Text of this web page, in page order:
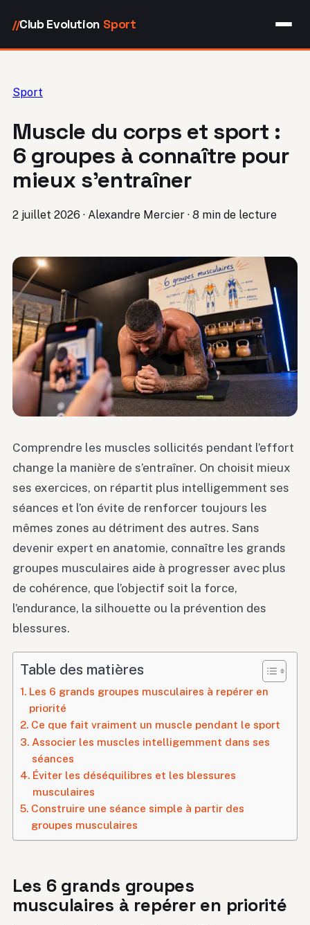
//Club Evolution Sport
Sport
Muscle du corps et sport :
6 groupes à connaître pour
mieux s’entraîner
2 juillet 2026 · Alexandre Mercier · 8 min de lecture
Comprendre les muscles sollicités pendant l’effort
change la manière de s’entraîner. On choisit mieux
ses exercices, on répartit plus intelligemment ses
séances et l’on évite de renforcer toujours les
mêmes zones au détriment des autres. Sans
devenir expert en anatomie, connaître les grands
groupes musculaires aide à progresser avec plus
de cohérence, que l’objectif soit la force,
l’endurance, la silhouette ou la prévention des
blessures.
Table des matières
Les 6 grands groupes musculaires à repérer en
priorité
Ce que fait vraiment un muscle pendant le sport
Associer les muscles intelligemment dans ses
séances
Éviter les déséquilibres et les blessures
musculaires
Construire une séance simple à partir des
groupes musculaires
Les 6 grands groupes
musculaires à repérer en priorité